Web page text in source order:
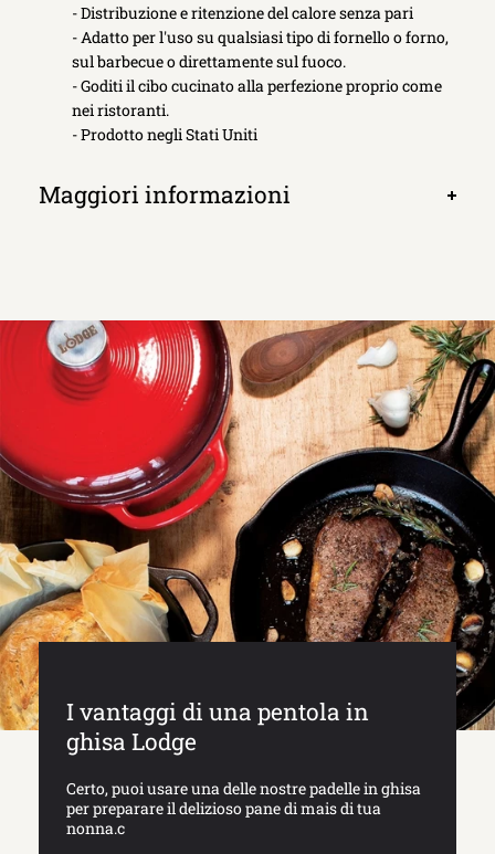
- Distribuzione e ritenzione del calore senza pari
- Adatto per l'uso su qualsiasi tipo di fornello o forno,
sul barbecue o direttamente sul fuoco.
- Goditi il ​​cibo cucinato alla perfezione proprio come
nei ristoranti.
- Prodotto negli Stati Uniti
Maggiori informazioni
Apri
I vantaggi di una pentola in
ghisa Lodge
Certo, puoi usare una delle nostre padelle in ghisa
per preparare il delizioso pane di mais di tua
nonna.c